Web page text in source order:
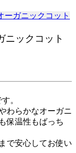
ガニックコット
ニックコット
。
わらかなオーガニ
保温性もばっち
で安心してお使い